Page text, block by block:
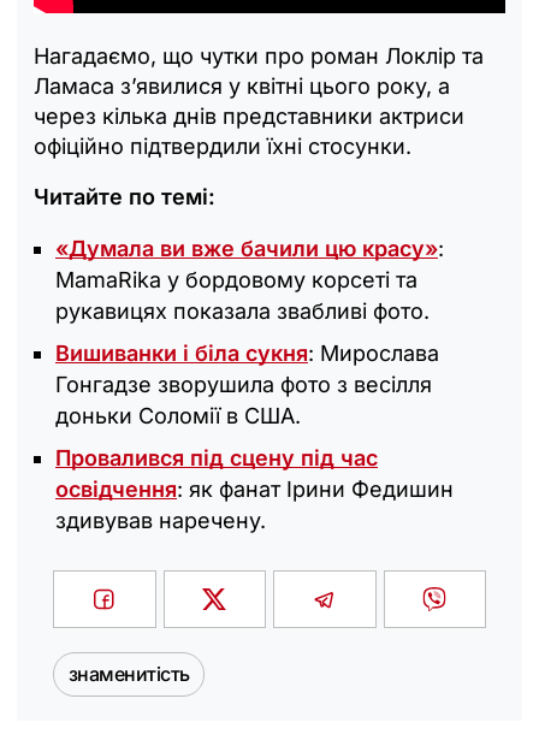
Нагадаємо, що чутки про роман Локлір та
Ламаса з’явилися у квітні цього року, а
через кілька днів представники актриси
офіційно підтвердили їхні стосунки.
Читайте по темі:
«Думала ви вже бачили цю красу»:
MamaRika у бордовому корсеті та
рукавицях показала звабливі фото.
Вишиванки і біла сукня: Мирослава
Гонгадзе зворушила фото з весілля
доньки Соломії в США.
Провалився під сцену під час
освідчення: як фанат Ірини Федишин
здивував наречену.
знаменитість